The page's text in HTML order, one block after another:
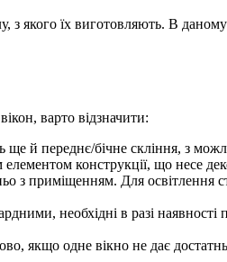
з якого їх виготовляють. В
варто відзначити:
й переднє/бічне скління, з
елементом конструкції, що несе
з приміщенням. Для освітлення
необхідні в разі
якщо одне вікно не дає